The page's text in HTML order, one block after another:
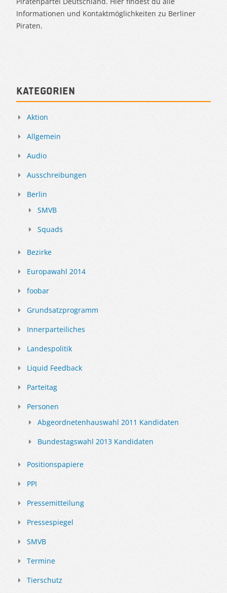
Informationen und Kontaktmöglichkeiten zu Berliner
Piraten.
Kategorien
Aktion
Allgemein
Audio
Ausschreibungen
Berlin
SMVB
Squads
Bezirke
Europawahl 2014
foobar
Grundsatzprogramm
Innerparteiliches
Landespolitik
Liquid Feedback
Parteitag
Personen
Abgeordnetenhauswahl 2011 Kandidaten
Bundestagswahl 2013 Kandidaten
Positionspapiere
PPI
Pressemitteilung
Pressespiegel
SMVB
Termine
Tierschutz